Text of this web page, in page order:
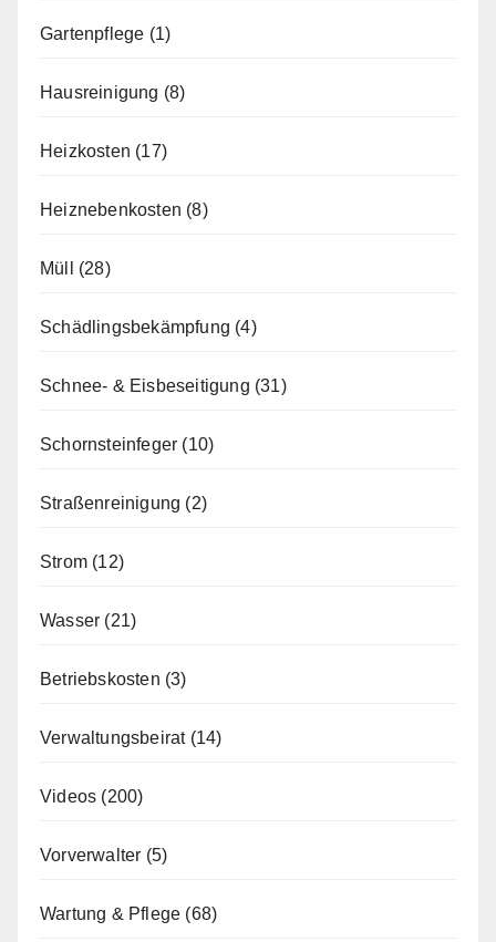
Gartenpflege (1)
Hausreinigung (8)
Heizkosten (17)
Heiznebenkosten (8)
Müll (28)
Schädlingsbekämpfung (4)
Schnee- & Eisbeseitigung (31)
Schornsteinfeger (10)
Straßenreinigung (2)
Strom (12)
Wasser (21)
Betriebskosten (3)
Verwaltungsbeirat(14)
Videos (200)
Vorverwalter (5)
Wartung & Pflege (68)